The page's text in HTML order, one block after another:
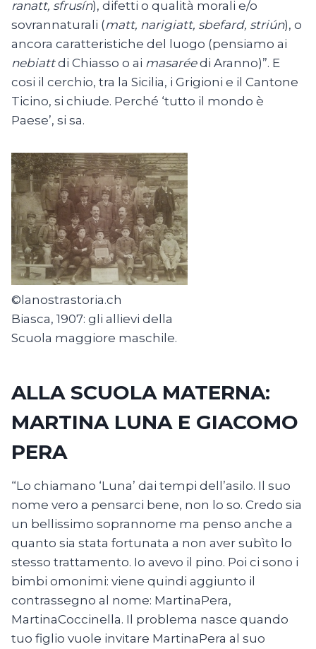
ranatt, sfrusín), difetti o qualità morali e/o
sovrannaturali (matt, narigiatt, sbefard, striún), o
ancora caratteristiche del luogo (pensiamo ai
nebiattdi Chiasso o ai masaréedi Aranno)”. E
cosi il cerchio, tra la Sicilia, i Grigioni e il Cantone
Ticino, si chiude. Perché ‘tutto il mondo è
Paese’, si sa.
©lanostrastoria.ch
Biasca, 1907: gli allievi della
Scuola maggiore maschile.
ALLA SCUOLA MATERNA:
MARTINA LUNA E GIACOMO
PERA
“Lo chiamano ‘Luna’ dai tempi dell’asilo. Il suo
nome vero a pensarci bene, non lo so. Credo sia
un bellissimo soprannome ma penso anche a
quanto sia stata fortunata a non aver subìto lo
stesso trattamento. Io avevo il pino. Poi ci sono i
bimbi omonimi: viene quindi aggiunto il
contrassegno al nome: MartinaPera,
MartinaCoccinella. Il problema nasce quando
tuo figlio vuole invitare MartinaPera al suo